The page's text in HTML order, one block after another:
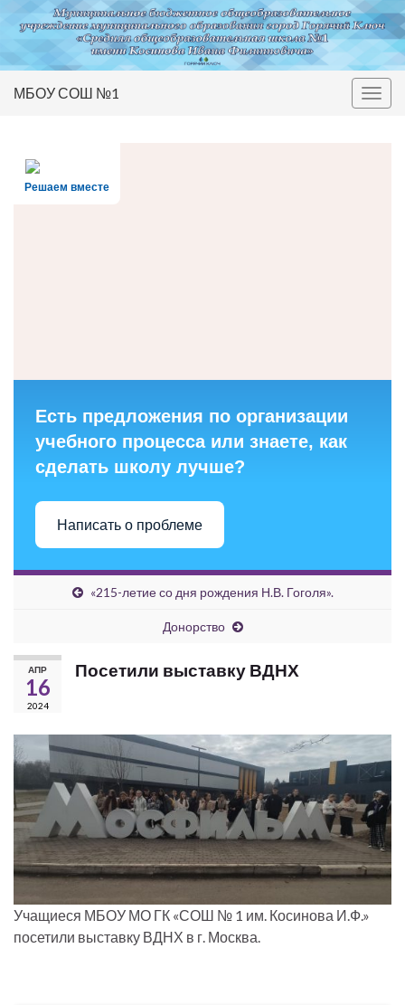
Вкл/
МБОУ СОШ №1
Решаем вместе
Есть предложения по организации
учебного процесса или знаете, как
сделать школу лучше?
Написать о проблеме
«215-летие со дня рождения Н.В. Гоголя».
Донорство
АПР
16
2024
Посетили выставку ВДНХ
Учащиеся МБОУ МО ГК «СОШ № 1 им. Косинова И.Ф.»
посетили выставку ВДНХ в г. Москва.